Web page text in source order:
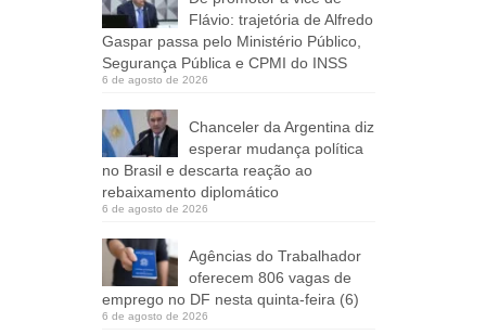
Flávio: trajetória de Alfredo
Gaspar passa pelo Ministério Público,
Segurança Pública e CPMI do INSS
6 de agosto de 2026
Chanceler da Argentina diz
esperar mudança política
no Brasil e descarta reação ao
rebaixamento diplomático
6 de agosto de 2026
Agências do Trabalhador
oferecem 806 vagas de
emprego no DF nesta quinta-feira (6)
6 de agosto de 2026